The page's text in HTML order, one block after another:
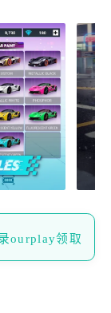
ourplay领取